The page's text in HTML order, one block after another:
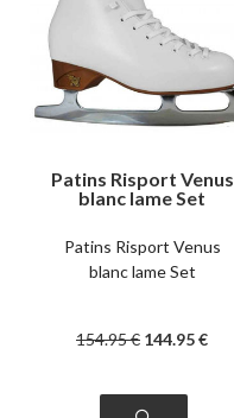
Patins Risport Venus
blanc lame Set
Patins Risport Venus
blanc lame Set
154.95€ 144.95€